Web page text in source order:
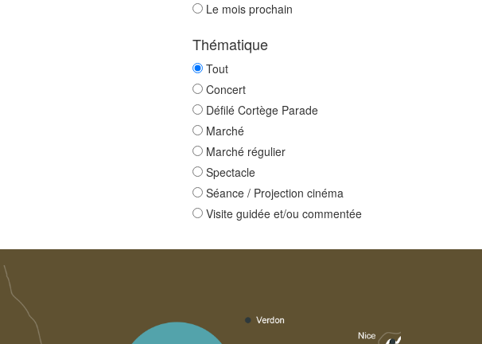
Le mois prochain
Thématique
Tout
Concert
Défilé Cortège Parade
Marché
Marché régulier
Spectacle
Séance / Projection cinéma
Visite guidée et/ou commentée